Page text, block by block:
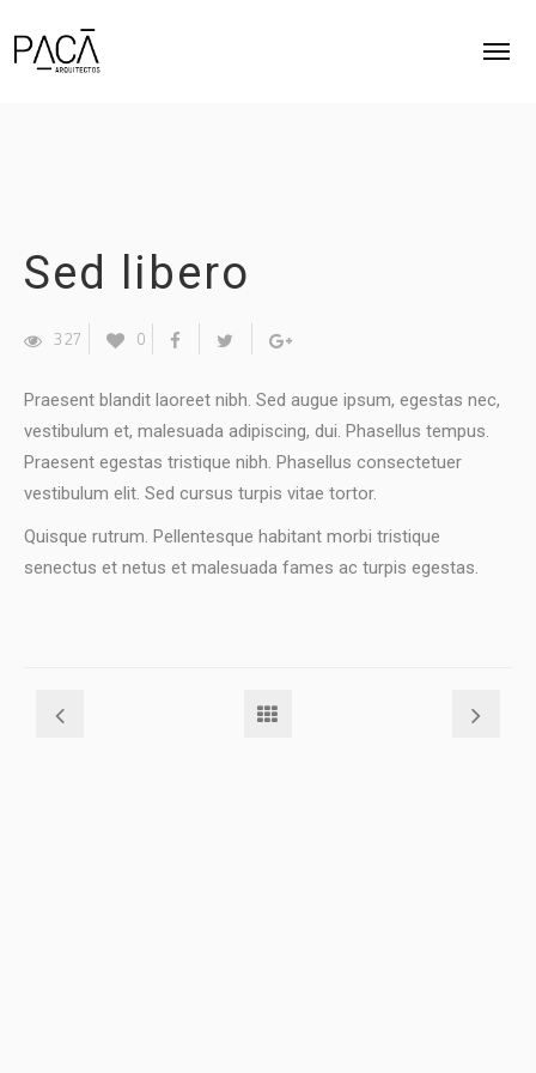
PROYECTOS
CONTACTO
Sed libero
327 0
Praesent blandit laoreet nibh. Sed augue ipsum, egestas nec,
vestibulum et, malesuada adipiscing, dui. Phasellus tempus.
Praesent egestas tristique nibh. Phasellus consectetuer
vestibulum elit. Sed cursus turpis vitae tortor.
Quisque rutrum. Pellentesque habitant morbi tristique
senectus et netus et malesuada fames ac turpis egestas.